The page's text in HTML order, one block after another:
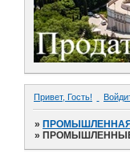
Привет, Гость!
»
»